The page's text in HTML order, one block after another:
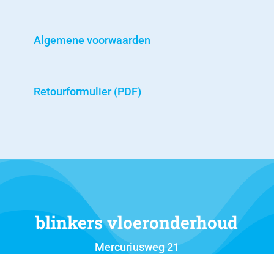
Algemene voorwaarden
Retourformulier (PDF)
blinkers vloeronderhoud
Mercuriusweg 21